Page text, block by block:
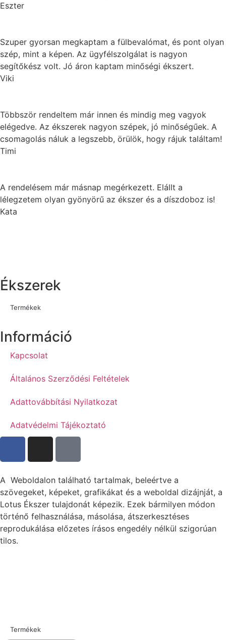
Eszter
Szuper gyorsan megkaptam a fülbevalómat, és pont olyan
szép, mint a képen. Az ügyfélszolgálat is nagyon
segítőkész volt. Jó áron kaptam minőségi ékszert.
Viki
Többször rendeltem már innen és mindig meg vagyok
elégedve. Az ékszerek nagyon szépek, jó minőségűek. A
csomagolás náluk a legszebb, örülök, hogy rájuk találtam!
Timi
A rendelésem már másnap megérkezett. Elállt a
lélegzetem olyan gyönyörű az ékszer és a díszdoboz is!
Kata
Ékszerek
Termékek
Információ
Kapcsolat
Általános Szerződési Feltételek
Adattovábbítási Nyilatkozat
Adatvédelmi Tájékoztató
A Weboldalon található tartalmak, beleértve a
szövegeket, képeket, grafikákat és a weboldal dizájnját, a
Lotus Ékszer tulajdonát képezik. Ezek bármilyen módon
történő felhasználása, másolása, átszerkesztéses
reprodukálása előzetes írásos engedély nélkül szigorúan
tilos.
Termékek